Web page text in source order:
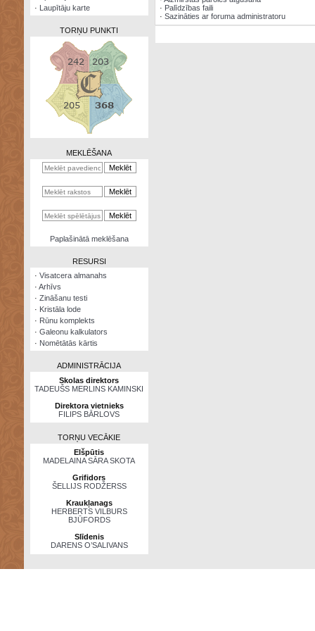
kalkulators
· Laupītāju karte
TORŅU PUNKTI
MEKLĒŠANA
Paplašinātā meklēšana
RESURSI
· Visatcera almanahs
· Arhīvs
· Zināšanu testi
· Kristāla lode
· Rūnu komplekts
· Galeonu kalkulators
· Nomētātās kārtis
ADMINISTRĀCIJA
Skolas direktors
TADEUŠS MERLINS KAMINSKI
Direktora vietnieks
FILIPS BĀRLOVS
TORŅU VECĀKIE
Elšpūtis
MADELAINA SĀRA SKOTA
Grifidors
ŠELLIJS RODŽERSS
Kraukļanags
HERBERTS VILBURS
BJŪFORDS
Slīdenis
DARENS O’SALIVANS
· Palīdzības faili
· Sazināties ar foruma administratoru